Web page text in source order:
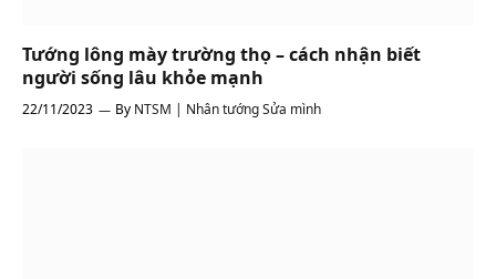
Tướng lông mày trường thọ – cách nhận biết
người sống lâu khỏe mạnh
22/11/2023 By NTSM | Nhân tướng Sửa mình